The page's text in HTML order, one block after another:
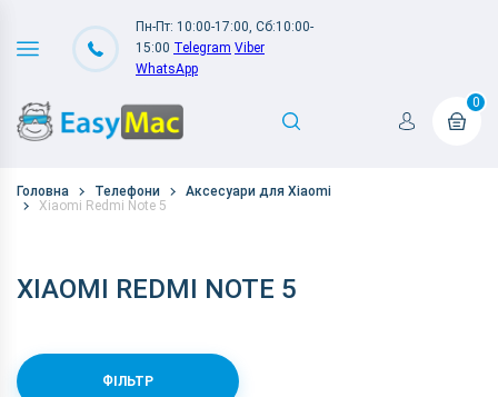
Пн-Пт: 10:00-17:00, Сб:10:00-
15:00 Telegram Viber
WhatsApp
0
Головна Телефони
Аксесуари для Xiaomi
Xiaomi Redmi Note 5
XIAOMI REDMI NOTE 5
ФІЛЬТР